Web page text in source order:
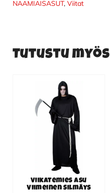
NAAMIAISASUT, Viitat
Tutustu myös
Viikatemies asu
Viimeinen Silmäys
tuotteella
muunnelma.
tuotteen